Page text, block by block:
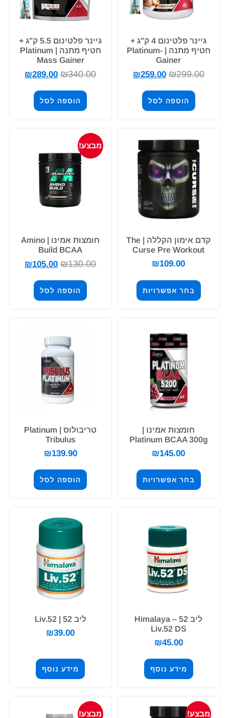
גיינר פלטינום 4 ק"ג +
חטיף מתנה | Platinum-
Gainer
₪299.00
₪259.00
הוספה לסל
גיינר פלטינום 5.5 ק"ג +
חטיף מתנה | Platinum
Mass Gainer
₪340.00
₪289.00
הוספה לסל
קדם אימון הקללה | The
Curse Pre Workout
₪109.00
בחר אפשרויות
מבצע!
חומצות אמינו | Amino
Build BCAA
₪130.00
₪105.00
הוספה לסל
חומצות אמינו |
Platinum BCAA 300g
₪145.00
בחר אפשרויות
טריבולוס | Platinum
Tribulus
₪139.90
הוספה לסל
ליב 52 – Himalaya
Liv.52 DS
₪45.00
מידע נוסף
ליב 52 | Liv.52
₪39.00
מידע נוסף
מבצע! מבצע!